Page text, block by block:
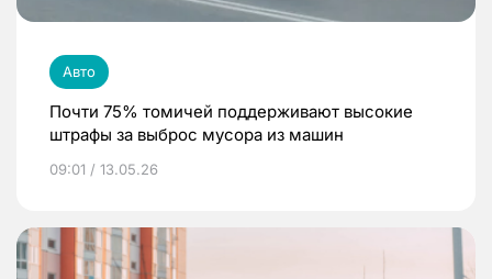
Авто
Почти 75% томичей поддерживают высокие
штрафы за выброс мусора из машин
09:01 / 13.05.26